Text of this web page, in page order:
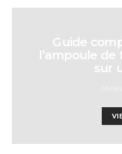
Guide
l’ampoule
sur